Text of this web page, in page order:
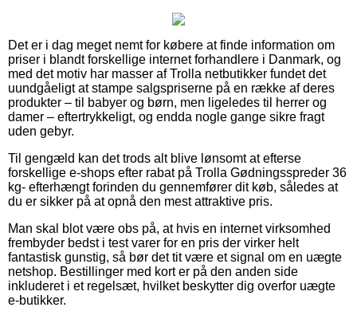
Det er i dag meget nemt for købere at finde information om
priser i blandt forskellige internet forhandlere i Danmark, og
med det motiv har masser af Trolla netbutikker fundet det
uundgåeligt at stampe salgspriserne på en række af deres
produkter – til babyer og børn, men ligeledes til herrer og
damer – eftertrykkeligt, og endda nogle gange sikre fragt
uden gebyr.
Til gengæld kan det trods alt blive lønsomt at efterse
forskellige e-shops efter rabat på Trolla Gødningsspreder 36
kg- efterhængt forinden du gennemfører dit køb, således at
du er sikker på at opnå den mest attraktive pris.
Man skal blot være obs på, at hvis en internet virksomhed
frembyder bedst i test varer for en pris der virker helt
fantastisk gunstig, så bør det tit være et signal om en uægte
netshop. Bestillinger med kort er på den anden side
inkluderet i et regelsæt, hvilket beskytter dig overfor uægte
e-butikker.